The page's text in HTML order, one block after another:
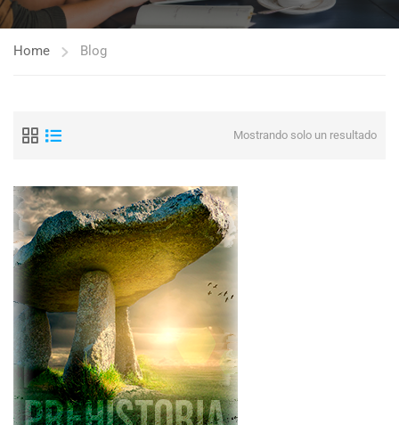
Home Blog
Mostrando solo un resultado